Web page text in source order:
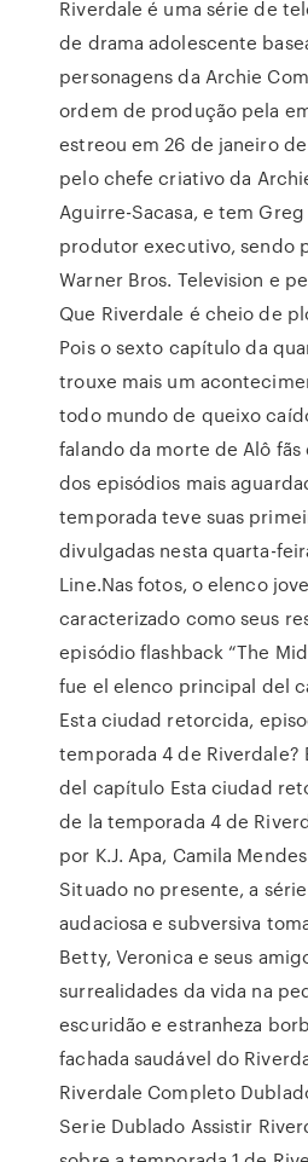
Riverdale é uma série de
de drama adolescente
personagens da Archie
ordem de produção pela
estreou em 26 de janeiro
pelo chefe criativo da
Aguirre-Sacasa, e tem
produtor executivo, sendo
Warner Bros. Television e
Que Riverdale é cheio de
Pois o sexto capítulo da
trouxe mais um
todo mundo de queixo
falando da morte de Alô fãs
dos episódios mais
temporada teve suas
divulgadas nesta quarta-
Line.Nas fotos, o elenco
caracterizado como seus
episódio flashback “The
fue el elenco principal del
Esta ciudad retorcida,
temporada 4 de
del capítulo Esta ciudad
de la temporada 4 de
por K.J. Apa, Camila
Situado no presente, a
audaciosa e subversiva
Betty, Veronica e seus
surrealidades da vida na
escuridão e estranheza
fachada saudável do
Riverdale Completo
Serie Dublado Assistir